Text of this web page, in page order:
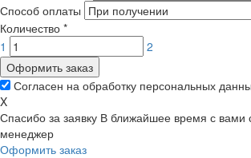
Способ оплаты
Количество *
1
2
Оформить заказ
Согласен на обработку персональных
X
Спасибо за заявку В ближайшее время с вами
менеджер
Оформить заказ